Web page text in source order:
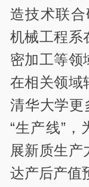
造技术联
机械工程系
密加工等领
在相关领域
清华大学更
“生产线”，
展新质生产
达产后产值